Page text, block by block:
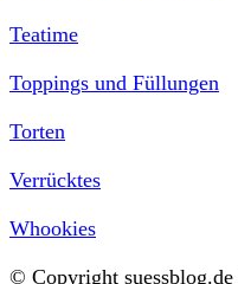
Teatime
Toppings und Füllungen
Torten
Verrücktes
Whookies
© Copyright suessblog.de